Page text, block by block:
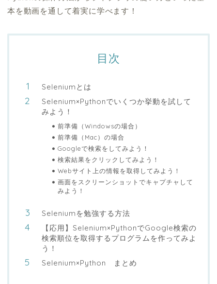
本を動画を通して着実に学べます！
目次
Seleniumとは
Selenium×Pythonでいくつか挙動を試して
みよう！
前準備（Windowsの場合）
前準備（Mac）の場合
Googleで検索をしてみよう！
検索結果をクリックしてみよう！
Webサイト上の情報を取得してみよう！
画面をスクリーンショットでキャプチャして
みよう！
Seleniumを勉強する方法
【応用】Selenium×PythonでGoogle検索の
検索順位を取得するプログラムを作ってみよ
う！
Selenium×Python まとめ